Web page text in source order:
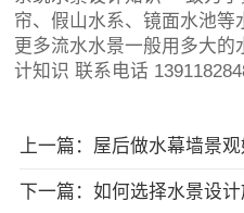
帘、假山水系、镜面水池等
更多流水水景一般用多大
计知识 联系电话
上一篇：屋后做水幕墙景
下一篇：如何选择水景设